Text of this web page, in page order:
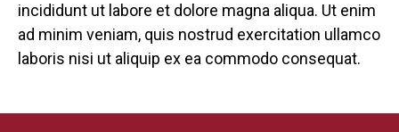
incididunt ut labore et dolore magna aliqua. Ut enim
ad minim veniam, quis nostrud exercitation ullamco
laboris nisi ut aliquip ex ea commodo consequat.